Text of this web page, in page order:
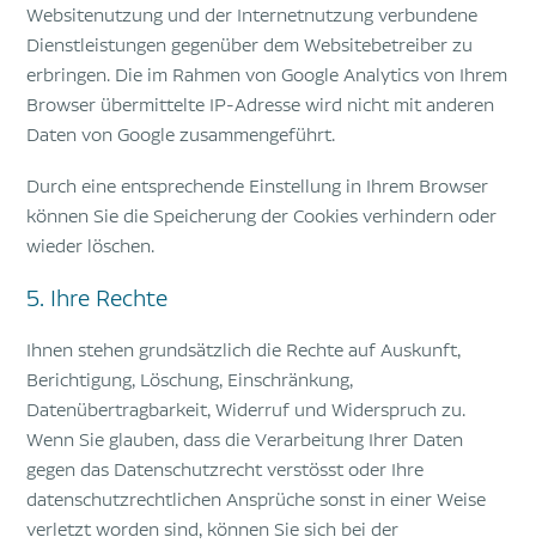
Websitenutzung und der Internetnutzung verbundene
Dienstleistungen gegenüber dem Websitebetreiber zu
erbringen. Die im Rahmen von Google Analytics von Ihrem
Browser übermittelte IP-Adresse wird nicht mit anderen
Daten von Google zusammengeführt.
Durch eine entsprechende Einstellung in Ihrem Browser
können Sie die Speicherung der Cookies verhindern oder
wieder löschen.
5. Ihre Rechte
Ihnen stehen grundsätzlich die Rechte auf Auskunft,
Berichtigung, Löschung, Einschränkung,
Datenübertragbarkeit, Widerruf und Widerspruch zu.
Wenn Sie glauben, dass die Verarbeitung Ihrer Daten
gegen das Datenschutzrecht verstösst oder Ihre
datenschutzrechtlichen Ansprüche sonst in einer Weise
verletzt worden sind, können Sie sich bei der